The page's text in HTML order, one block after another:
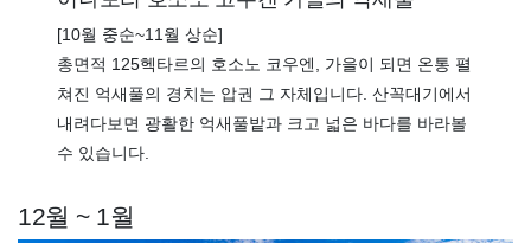
[10월 중순~11월 상순]
총면적 125헥타르의 호소노 코우엔, 가을이 되면 온통 펼
쳐진 억새풀의 경치는 압권 그 자체입니다. 산꼭대기에서
내려다보면 광활한 억새풀밭과 크고 넓은 바다를 바라볼
수 있습니다.
12월 ~ 1월